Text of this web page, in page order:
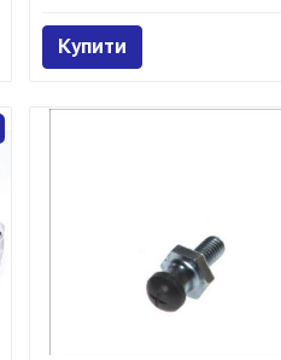
Купити